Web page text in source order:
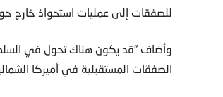
للصفقات إلى عمليات استحواذ خارج
وأضاف “قد يكون هناك تحول في
الصفقات المستقبلية في أميركا